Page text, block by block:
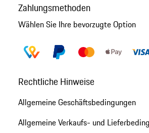
Zahlungsmethoden
Wählen Sie Ihre bevorzugte Option
Rechtliche Hinweise
Allgemeine Geschäftsbedingungen
Allgemeine Verkaufs- und